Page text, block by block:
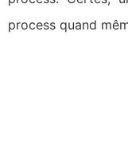
process quand